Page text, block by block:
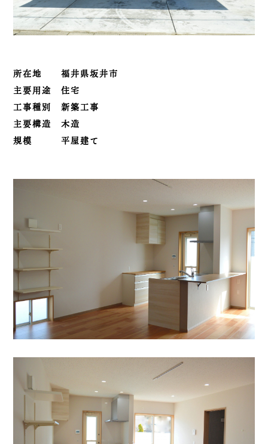
所在地 福井県坂井市
主要用途 住宅
工事種別 新築工事
主要構造 木造
規模 平屋建て